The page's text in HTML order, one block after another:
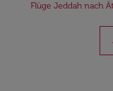
Flüge Jeddah nach